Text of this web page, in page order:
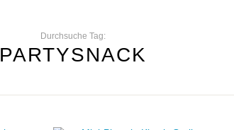
Durchsuche Tag:
PARTYSNACK